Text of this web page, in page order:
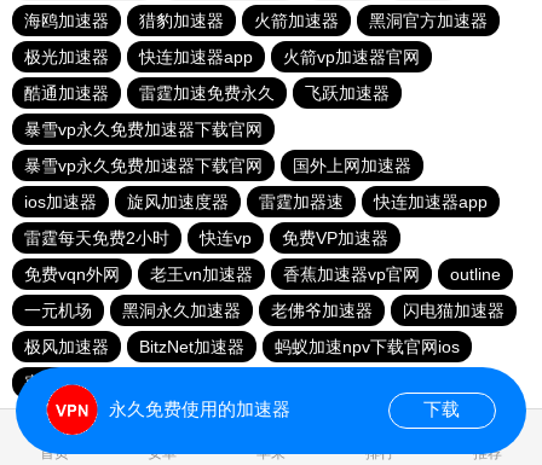
海鸥加速器
猎豹加速器 火箭加速器
黑洞官方加速器
极光加速器
快连加速器app
火箭vp加速器官网
酷通加速器
雷霆加速免费永久
飞跃加速器
暴雪vp永久免费加速器下载官网
暴雪vp永久免费加速器下载官网
国外上网加速器
ios加速器
旋风加速度器 雷霆加器速
快连加速器app
雷霆每天免费2小时
快连vp
免费VP加速器
免费vqn外网
老王vn加速器 香蕉加速器vp官网
outline
一元机场
黑洞永久加速器 老佛爷加速器
闪电猫加速器
极风加速器
BitzNet加速器
蚂蚁加速npv下载官网ios
蜜蜂加速器
首页 安卓 苹果 排行 推荐
永久免费使用的加速器 下载
0.954904s